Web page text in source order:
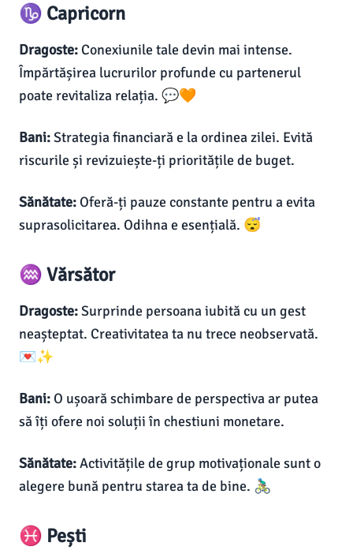
♑ Capricorn
Dragoste: Conexiunile tale devin mai intense.
Împărtășirea lucrurilor profunde cu partenerul
poate revitaliza relația. 💬🧡
Bani:Strategia financiară e la ordinea zilei. Evită
riscurile și revizuiește-ți prioritățile de buget.
Sănătate: Oferă-ți pauze constante pentru a evita
suprasolicitarea. Odihna e esențială. 😴
♒ Vărsător
Dragoste:Surprinde persoana iubită cu un gest
neașteptat. Creativitatea ta nu trece neobservată.
💌✨
Bani: O ușoară schimbare de perspectiva ar putea
să îți ofere noi soluții în chestiuni monetare.
Sănătate:Activitățile de grup motivaționale sunt o
alegere bună pentru starea ta de bine. 🚴🏽‍♂️
♓ Pești